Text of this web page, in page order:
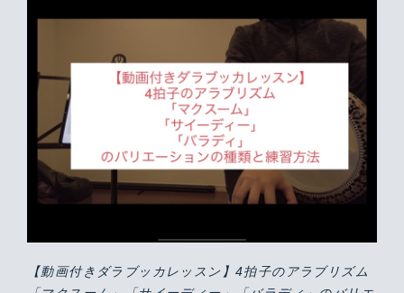
【動画付きダラブッカレッスン】4拍子のアラブリズム